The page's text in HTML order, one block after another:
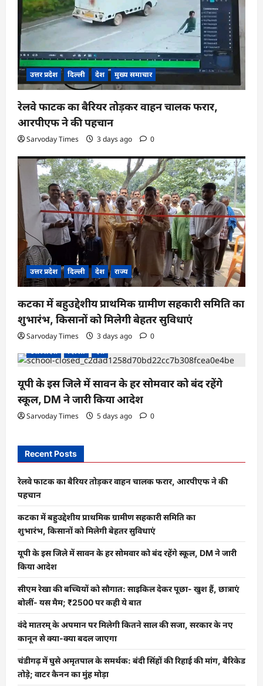
o
n
उत्तर प्रदेश दिल्ली देश मुख्य समाचार
रेलवे फाटक का बैरियर तोड़कर वाहन चालक फरार,
आरपीएफ ने की पहचान
Sarvoday Times 3 days ago 0
उत्तर प्रदेश दिल्ली देश राज्य
कटका में बहुउद्देशीय प्राथमिक ग्रामीण सहकारी समिति का
शुभारंभ, किसानों को मिलेगी बेहतर सुविधाएं
Sarvoday Times 3 days ago
0
उत्तर प्रदेश
दिल्ली देश
यूपी के इस जिले में सावन के हर सोमवार को बंद रहेंगे
स्कूल, DM ने जारी किया आदेश
Sarvoday Times 5 days ago 0
Recent Posts
रेलवे फाटक का बैरियर तोड़कर वाहन चालक फरार, आरपीएफ ने की
पहचान
कटका में बहुउद्देशीय प्राथमिक ग्रामीण सहकारी समिति का
शुभारंभ, किसानों को मिलेगी बेहतर सुविधाएं
यूपी के इस जिले में सावन के हर सोमवार को बंद रहेंगे स्कूल, DM ने जारी
किया आदेश
सीएम रेखा की बच्चियों को सौगात: साइकिल देकर पूछा- खुश हैं, छात्राएं
बोलीं- यस मैम; ₹2500 पर कही ये बात
वंदे मातरम् के अपमान पर मिलेगी कितने साल की सजा, सरकार के नए
कानून से क्या-क्या बदल जाएगा
चंडीगढ़ में घुसे अमृतपाल के समर्थक: बंदी सिंहों की रिहाई की मांग, बैरिकेड
तोड़े; वाटर कैनन का मुंह मोड़ा